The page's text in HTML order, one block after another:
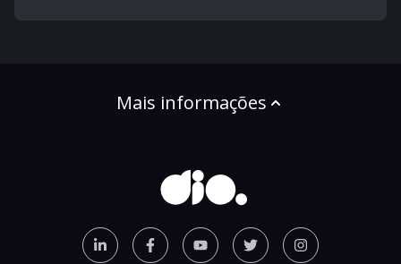
Mais informações